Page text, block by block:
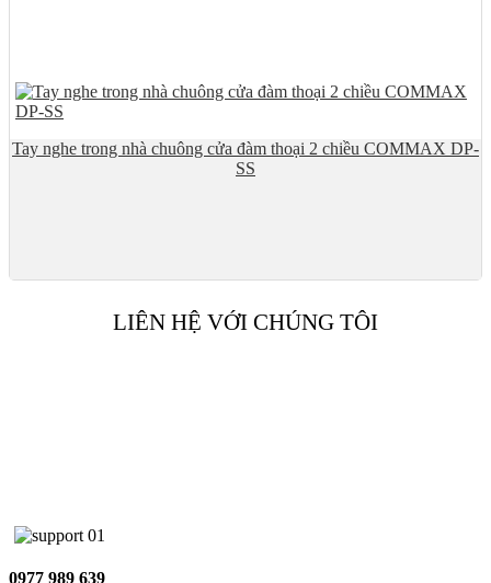
Tay nghe trong nhà chuông cửa đàm thoại 2 chiều COMMAX DP-
SS
LIÊN HỆ VỚI CHÚNG TÔI
0977 989 639